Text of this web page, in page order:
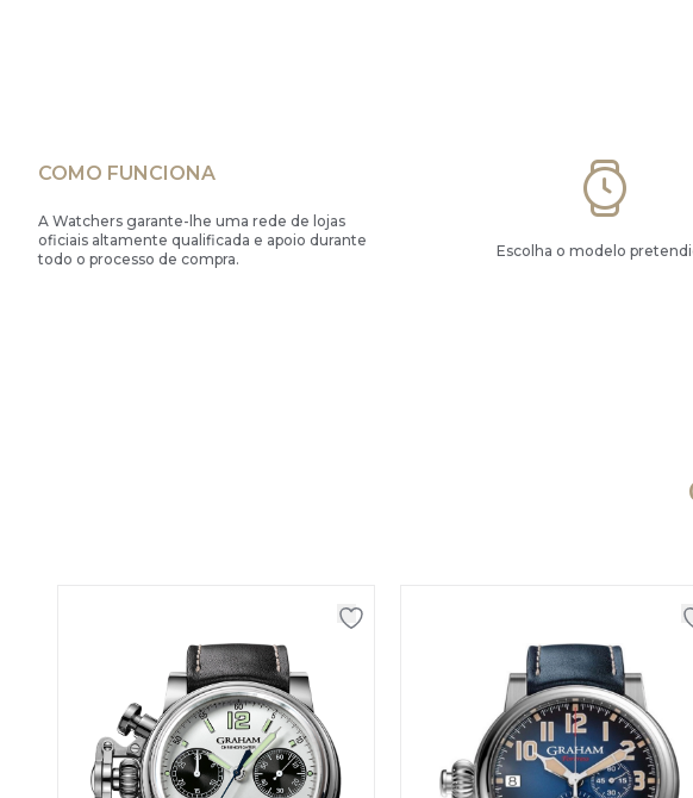
COMO FUNCIONA
A Watchers garante-lhe uma rede de lojas
oficiais altamente qualificada e apoio durante
todo o processo de compra.
Escolha o modelo